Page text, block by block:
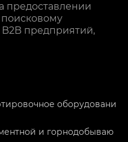
предоставлении
B2B предприятий,
оборудовани
и горнодобываю